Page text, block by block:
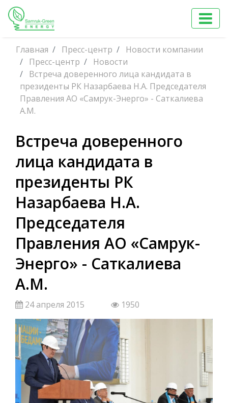
Главная Пресс-центр
Новости компании
Пресс-центр
Новости
Встреча доверенного лица кандидата в
президенты РК Назарбаева Н.А. Председателя
Правления АО «Самрук-Энерго» - Саткалиева
А.М.
Встреча доверенного
лица кандидата в
президенты РК
Назарбаева Н.А.
Председателя
Правления АО «Самрук-
Энерго» - Саткалиева
А.М.
24 апреля 2015 1950